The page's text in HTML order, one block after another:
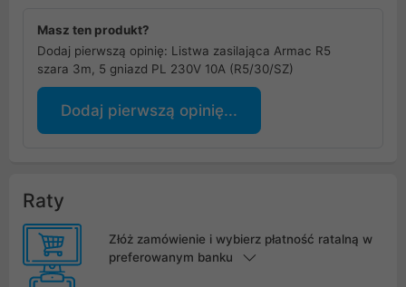
Masz ten produkt?
Dodaj pierwszą opinię: Listwa zasilająca Armac R5
szara 3m, 5 gniazd PL 230V 10A (R5/30/SZ)
Dodaj pierwszą opinię...
Raty
Złóż zamówienie i wybierz płatność ratalną w
preferowanym banku